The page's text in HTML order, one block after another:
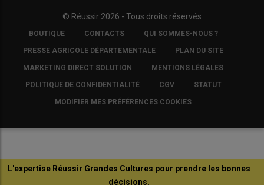
© Réussir 2026 - Tous droits réservés
FOOTER
COPYRIGHT
BOUTIQUE CONTACTS QUI SOMMES-NOUS ?
PRESSE AGRICOLE DÉPARTEMENTALE PLAN DU SITE
MARKETING DIRECT SOLUTION MENTIONS LÉGALES
POLITIQUE DE CONFIDENTIALITÉ CGV STATUT
MODIFIER MES PRÉFÉRENCES COOKIES
L'expertise Réussir Grandes Cultures pour prendre les bonnes
décisions.